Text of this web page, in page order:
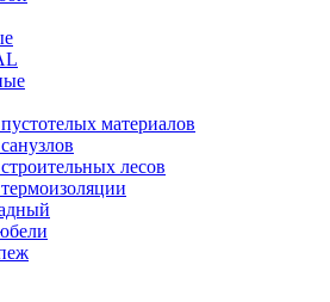
материалов
лесов